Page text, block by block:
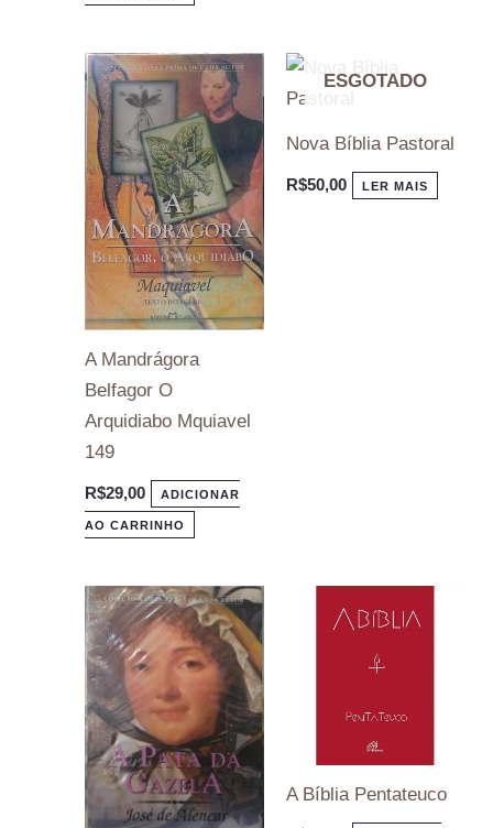
A Mandrágora
Belfagor O
Arquidiabo Mquiavel
149
R$29,00 ADICIONAR
AO CARRINHO
ESGOTADO
Nova Bíblia Pastoral
R$50,00 LER MAIS
A Bíblia Pentateuco